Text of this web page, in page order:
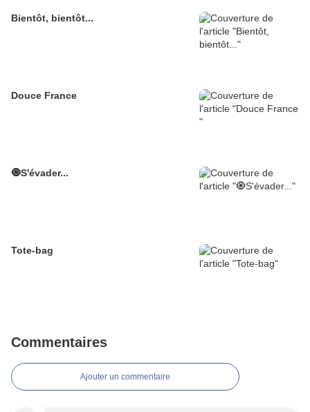
Bientôt, bientôt...
Douce France
🧿S'évader...
Tote-bag
Commentaires
Ajouter un commentaire